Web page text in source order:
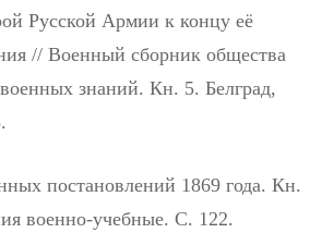
Русской Армии к концу её
// Военный сборник общества
знаний. Кн. 5. Белград,
постановлений 1869 года. Кн.
военно-учебные. С. 122.